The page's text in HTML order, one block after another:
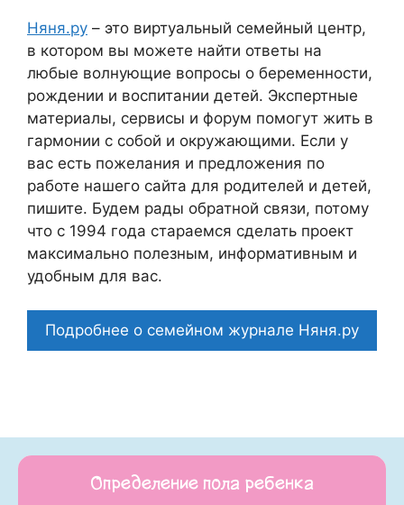
Няня.ру – это виртуальный семейный центр,
в котором вы можете найти ответы на
любые волнующие вопросы о беременности,
рождении и воспитании детей. Экспертные
материалы, сервисы и форум помогут жить в
гармонии с собой и окружающими. Если у
вас есть пожелания и предложения по
работе нашего сайта для родителей и детей,
пишите. Будем рады обратной связи, потому
что c 1994 года стараемся сделать проект
максимально полезным, информативным и
удобным для вас.
Подробнее о семейном журнале Няня.ру
Определение пола ребенка